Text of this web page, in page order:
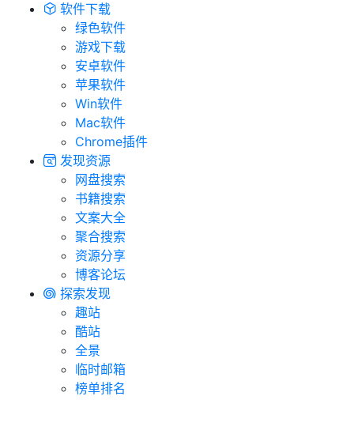
软件下载
绿色软件
游戏下载
安卓软件
苹果软件
Win软件
Mac软件
Chrome插件
发现资源
网盘搜索
书籍搜索
文案大全
聚合搜索
资源分享
博客论坛
探索发现
趣站
酷站
全景
临时邮箱
榜单排名